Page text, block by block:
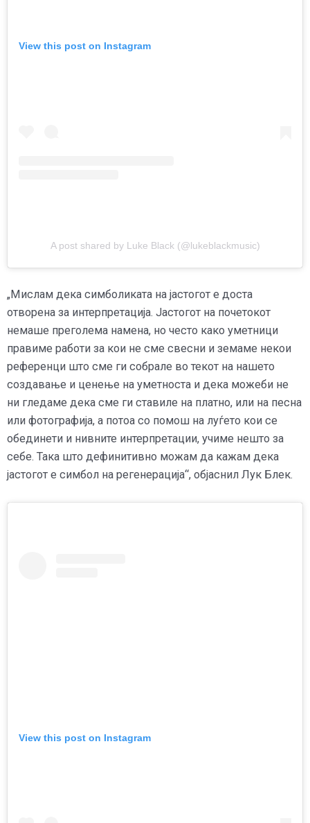
View this post on Instagram
A post shared by Luke Black (@lukeblackmusic)
„Мислам дека симболиката на јастогот е доста
отворена за интерпретација. Јастогот на почетокот
немаше преголема намена, но често како уметници
правиме работи за кои не сме свесни и земаме некои
референци што сме ги собрале во текот на нашето
создавање и ценење на уметноста и дека можеби не
ни гледаме дека сме ги ставиле на платно, или на песна
или фотографија, а потоа со помош на луѓето кои се
обединети и нивните интерпретации, учиме нешто за
себе. Така што дефинитивно можам да кажам дека
јастогот е симбол на регенерација“, објаснил Лук Блек.
View this post on Instagram